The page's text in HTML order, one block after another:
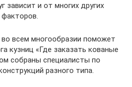
зависит и от многих других
факторов.
всем многообразии поможет
кузниц «Где заказать кованые
собраны специалисты по
разного типа.